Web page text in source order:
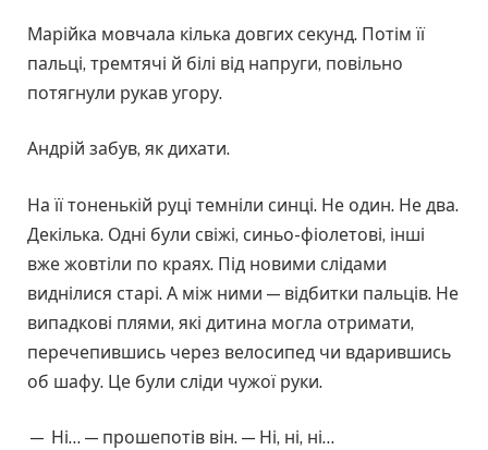
Марійка мовчала кілька довгих секунд. Потім її
пальці, тремтячі й білі від напруги, повільно
потягнули рукав угору.
Андрій забув, як дихати.
На її тоненькій руці темніли синці. Не один. Не два.
Декілька. Одні були свіжі, синьо-фіолетові, інші
вже жовтіли по краях. Під новими слідами
виднілися старі. А між ними — відбитки пальців. Не
випадкові плями, які дитина могла отримати,
перечепившись через велосипед чи вдарившись
об шафу. Це були сліди чужої руки.
— Ні… — прошепотів він. — Ні, ні, ні…